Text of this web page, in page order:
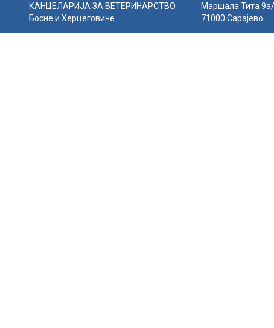
КАНЦЕЛАРИЈА ЗА ВЕТЕРИНАРСТВО
Босне и Херцеговине
Маршала Тита
71000 Сарајево